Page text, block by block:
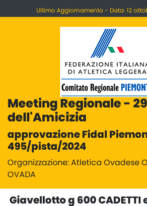
Ultimo Aggiornamento - Data: 12
Meeting Regionale -
dell'Amicizia
approvazione Fidal
495/pista/2024
Organizzazione: Atletica Ovadese
OVADA
Giavellotto g 600 CADETTI